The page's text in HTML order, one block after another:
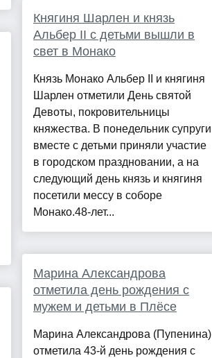
Княгиня Шарлен и князь
Альбер II с детьми вышли в
свет в Монако
Князь Монако Альбер II и княгиня
Шарлен отметили День святой
Девоты, покровительницы
княжества. В понедельник супруги
вместе с детьми приняли участие
в городском праздновании, а на
следующий день князь и княгиня
посетили мессу в соборе
Монако.48-лет...
Марина Александрова
отметила день рождения с
мужем и детьми в Плёсе
Марина Александрова (Пупенина)
отметила 43-й день рождения с